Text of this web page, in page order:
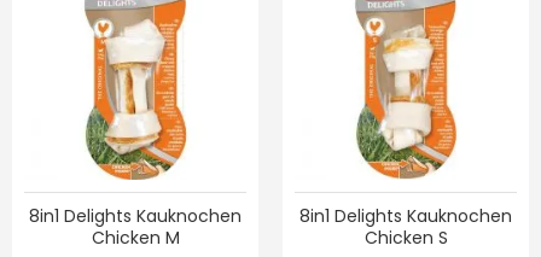
8in1 Delights Kauknochen
Chicken M
8in1 Delights Kauknochen
Chicken S